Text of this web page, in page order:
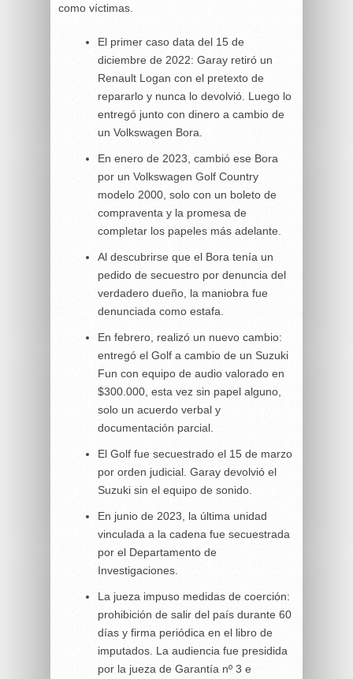
como víctimas.
El primer caso data del 15 de
diciembre de 2022: Garay retiró un
Renault Logan con el pretexto de
repararlo y nunca lo devolvió. Luego lo
entregó junto con dinero a cambio de
un Volkswagen Bora.
En enero de 2023, cambió ese Bora
por un Volkswagen Golf Country
modelo 2000, solo con un boleto de
compraventa y la promesa de
completar los papeles más adelante.
Al descubrirse que el Bora tenía un
pedido de secuestro por denuncia del
verdadero dueño, la maniobra fue
denunciada como estafa.
En febrero, realizó un nuevo cambio:
entregó el Golf a cambio de un Suzuki
Fun con equipo de audio valorado en
$300.000, esta vez sin papel alguno,
solo un acuerdo verbal y
documentación parcial.
El Golf fue secuestrado el 15 de marzo
por orden judicial. Garay devolvió el
Suzuki sin el equipo de sonido.
En junio de 2023, la última unidad
vinculada a la cadena fue secuestrada
por el Departamento de
Investigaciones.
La jueza impuso medidas de coerción:
prohibición de salir del país durante 60
días y firma periódica en el libro de
imputados. La audiencia fue presidida
por la jueza de Garantía nº 3 e